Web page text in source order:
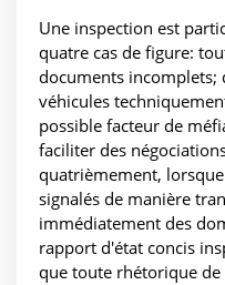
Une inspection est
quatre cas de figure:
documents incomplets;
véhicules
possible facteur de
faciliter des
quatrièmement,
signalés de manière
immédiatement des
rapport d'état concis
que toute rhétorique de